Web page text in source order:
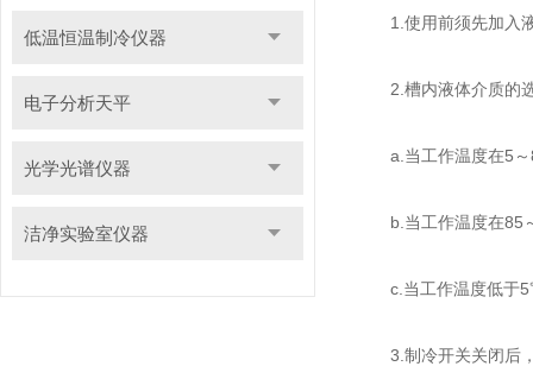
低温恒温制冷仪器
电子分析天平
光学光谱仪器
洁净实验室仪器
1.使用前须先加入液
2.槽内液体介质的选
a.当工作温度在5～
b.当工作温度在85～
c.当工作温度低于5℃
3.制冷开关关闭后，